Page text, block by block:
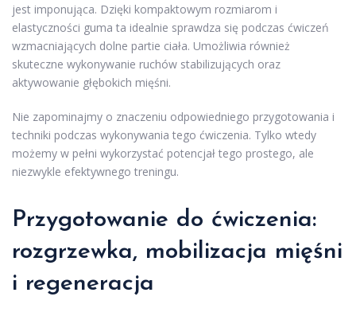
jest imponująca. Dzięki kompaktowym rozmiarom i
elastyczności guma ta idealnie sprawdza się podczas ćwiczeń
wzmacniających dolne partie ciała. Umożliwia również
skuteczne wykonywanie ruchów stabilizujących oraz
aktywowanie głębokich mięśni.
Nie zapominajmy o znaczeniu odpowiedniego przygotowania i
techniki podczas wykonywania tego ćwiczenia. Tylko wtedy
możemy w pełni wykorzystać potencjał tego prostego, ale
niezwykle efektywnego treningu.
Przygotowanie do ćwiczenia:
rozgrzewka, mobilizacja mięśni
i regeneracja